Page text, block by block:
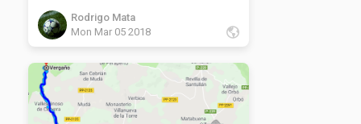
Rodrigo Mata
Mon Mar 05 2018